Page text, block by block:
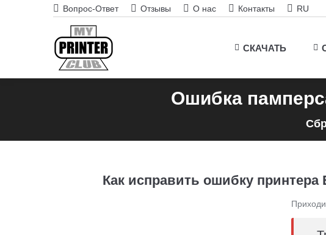
Вопрос-Ответ Отзывы О нас Контакты RU
СКАЧАТЬ
Ошибка
Как исправить ошибку принтера